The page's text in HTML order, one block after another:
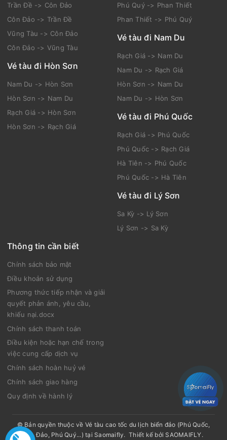
Trần Đề -> Côn Đảo
Côn Đảo -> Trần Đề
Vũng Tàu -> Côn Đảo
Côn Đảo -> Vũng Tàu
Vé tàu đi Hòn Sơn
Nam Du -> Hòn Sơn
Hòn Sơn -> Nam Du
Rạch Giá -> Hòn Sơn
Hòn Sơn -> Rạch Giá
Phú Quý -> Phan Thiết
Phan Thiết -> Phú Quý
Vé tàu đi Nam Du
Rạch Giá -> Nam Du
Nam Du -> Rạch Giá
Hòn Sơn -> Nam Du
Nam Du -> Hòn Sơn
Vé tàu đi Phú Quốc
Rạch Giá -> Phú Quốc
Phú Quốc -> Rạch Giá
Hà Tiên -> Phú Quốc
Phú Quốc -> Hà Tiên
Vé tàu đi Lý Sơn
Sa Kỳ -> Lý Sơn
Lý Sơn -> Sa Kỳ
Thông tin cần biết
Chính sách bảo mật
Điều khoản sử dụng
Phương thức tiếp nhận và giải
quyết phản ánh, yêu cầu,
khiếu nại.docx
Chính sách thanh toán
Điều kiện hoặc hạn chế trong
việc cung cấp dịch vụ
Chính sách hoàn huỷ vé
Chính sách giao hàng
Quy định về hành lý
© Bản quyền thuộc về Vé tàu cao tốc du lịch biển đảo (Phú Quốc,
Côn Đảo, Phú Quý...) tại Saomaifly.Thiết kế bởi SAOMAIFLY.